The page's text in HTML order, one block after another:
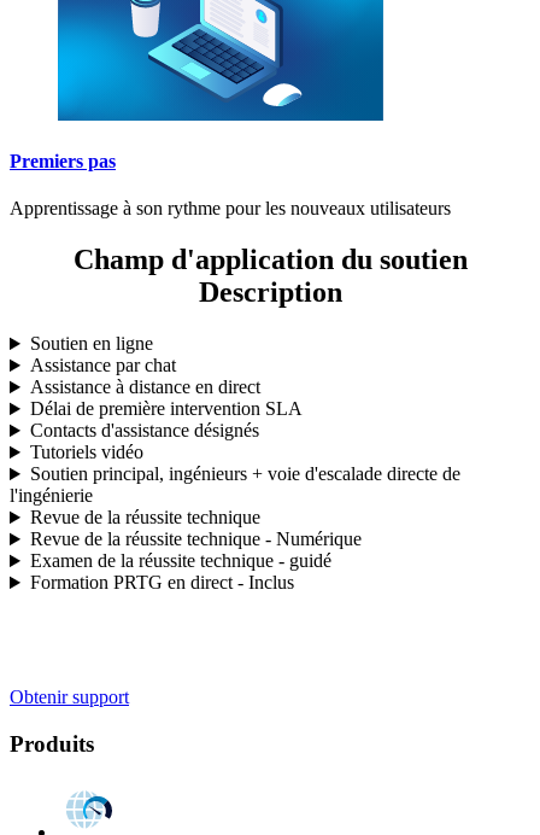
Premiers pas
Apprentissage à son rythme pour les nouveaux utilisateurs
Champ d'application du soutien
Description
Soutien en ligne
Assistance par chat
Assistance à distance en direct
Délai de première intervention SLA
Contacts d'assistance désignés
Tutoriels vidéo
Soutien principal, ingénieurs + voie d'escalade directe de
l'ingénierie
Revue de la réussite technique
Revue de la réussite technique - Numérique
Examen de la réussite technique - guidé
Formation PRTG en direct - Inclus
Obtenir support
Produits